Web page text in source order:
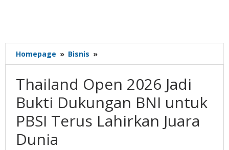
Homepage » Bisnis »
Open
Jadi
Dukungan
BNI
untuk
Thailand Open 2026 Jadi
Bukti Dukungan BNI untuk
PBSI Terus Lahirkan Juara
Dunia